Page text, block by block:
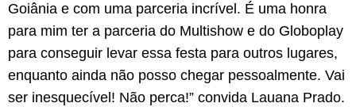
Goiânia e com uma parceria incrível. É uma honra
para mim ter a parceria do Multishow e do Globoplay
para conseguir levar essa festa para outros lugares,
enquanto ainda não posso chegar pessoalmente. Vai
ser inesquecível! Não perca!” convida Lauana Prado.